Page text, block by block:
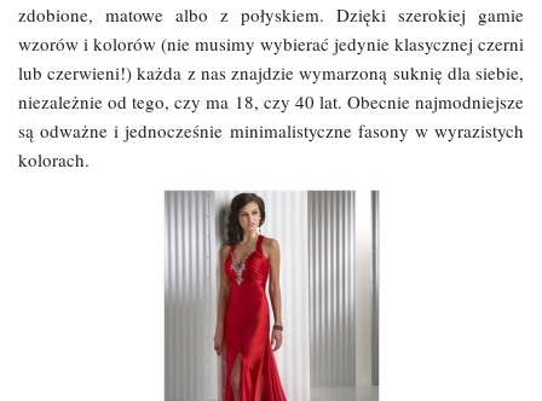
zdobione, matowe albo z połyskiem. Dzięki szerokiej gamie
wzorów i kolorów (nie musimy wybierać jedynie klasycznej czerni
lub czerwieni!) każda z nas znajdzie wymarzoną suknię dla siebie,
niezależnie od tego, czy ma 18, czy 40 lat. Obecnie najmodniejsze
są odważne i jednocześnie minimalistyczne fasony w wyrazistych
kolorach.